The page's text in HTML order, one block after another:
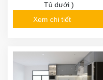
Tủ dưới )
Xem chi tiết